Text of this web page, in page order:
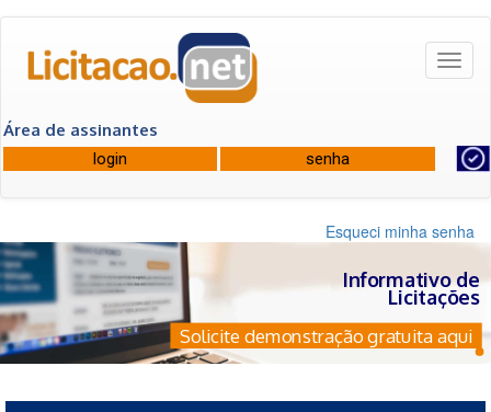
Área de assinantes
Esqueci minha senha
Informativo de
Licitações
Solicite demonstração gratuita aqui